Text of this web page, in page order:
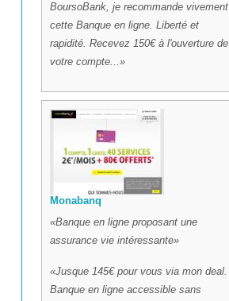
BoursoBank, je recommande vivement
cette Banque en ligne. Liberté et
rapidité. Recevez 150€ à l'ouverture de
votre compte...
Monabanq
Banque en ligne proposant une
assurance vie intéressante
Jusque 145€ pour vous via mon deal.
Banque en ligne accessible sans